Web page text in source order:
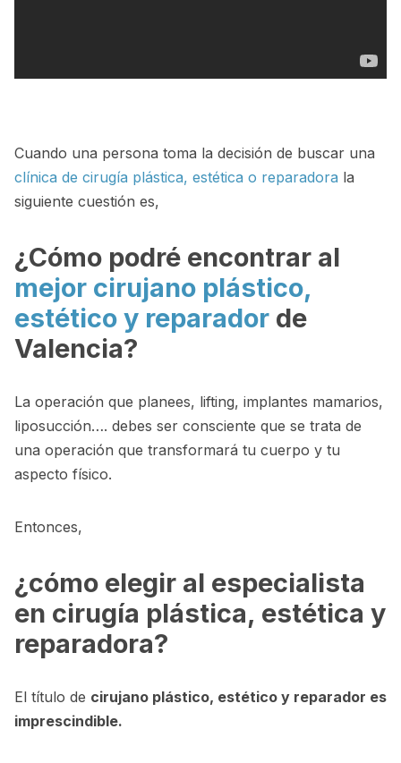
Cuando una persona toma la decisión de buscar una
clínica de cirugía plástica, estética o reparadora la
siguiente cuestión es,
¿Cómo podré encontrar al
mejor cirujano plástico,
estético y reparador de
Valencia?
La operación que planees, lifting, implantes mamarios,
liposucción…. debes ser consciente que se trata de
una operación que transformará tu cuerpo y tu
aspecto físico.
Entonces,
¿cómo elegir al especialista
en cirugía plástica, estética y
reparadora?
El título de cirujano plástico, estético y reparador es
imprescindible.